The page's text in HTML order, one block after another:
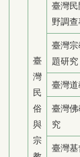
臺
灣
民
俗
與
宗
臺灣民
野調
臺灣
題研究
臺灣
臺灣
究
臺灣基